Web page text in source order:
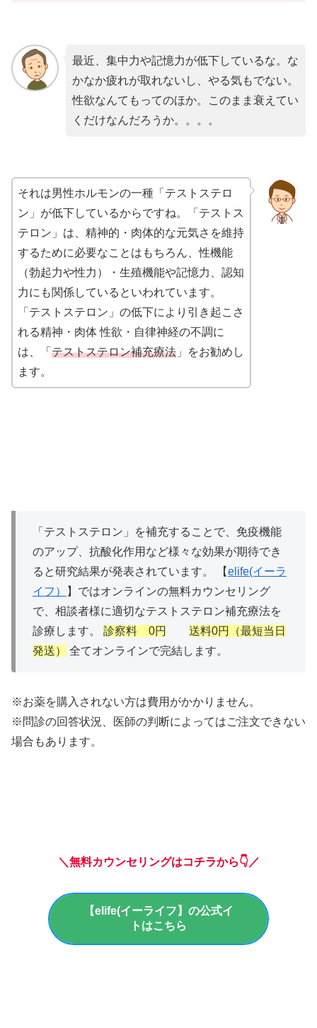
最近、集中力や記憶力が低下しているな。な
かなか疲れが取れないし、やる気もでない。
性欲なんてもってのほか。このまま衰えてい
くだけなんだろうか。。。。
それは男性ホルモンの一種「テストステロ
ン」が低下しているからですね。「テストス
テロン」は、精神的・肉体的な元気さを維持
するために必要なことはもちろん、性機能
（勃起力や性力）・生殖機能や記憶力、認知
力にも関係しているといわれています。
「テストステロン」の低下により引き起こさ
れる精神・肉体 性欲・自律神経の不調に
は、「 テストステロン補充療法 」をお勧めし
ます。
「テストステロン」を補充することで、免疫機能
のアップ、抗酸化作用など様々な効果が期待でき
ると研究結果が発表されています。 【elife(イーラ
イフ）
】ではオンラインの無料カウンセリング
で、相談者様に適切なテストステロン補充療法を
診療します。 診察料 0円
送料0円（最短当日
発送）
全てオンラインで完結します。
※お薬を購入されない方は費用がかかりません。
※問診の回答状況、医師の判断によってはご注文できない
場合もあります。
＼無料カウンセリングはコチラから👇／
【elife(イーライフ】の公式イ
トはこちら